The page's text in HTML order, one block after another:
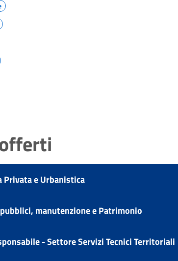
Privata e Urbanistica
di un immobile
manutenzione e Patrimonio
- Settore Servizi Tecnici Territoriali